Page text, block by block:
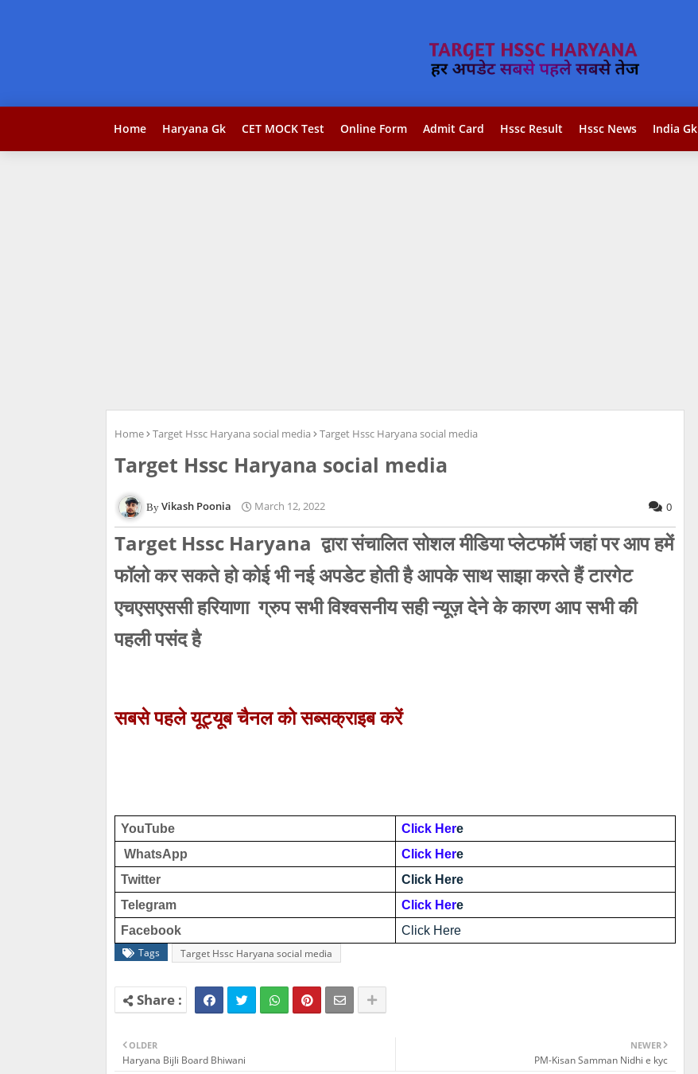
Home Haryana Gk CET MOCK Test Online Form Admit Card Hssc Result Hssc News India Gk
Home Target Hssc Haryana social media Target Hssc Haryana social media
Target Hssc Haryana social media
Vikash Poonia March 12, 2022 0
Target Hssc Haryana द्वारा संचालित सोशल मीडिया प्लेटफॉर्म जहां पर आप हमें
फॉलो कर सकते हो कोई भी नई अपडेट होती है आपके साथ साझा करते हैं टारगेट
एचएसएससी हरियाणा ग्रुप सभी विश्वसनीय सही न्यूज़ देने के कारण आप सभी की
पहली पसंद है
सबसे पहले यूट्यूब चैनल को सब्सक्राइब करें
YouTube Click Here
WhatsApp
Click Here
Twitter
Click Here
Telegram
Click Here
Facebook
Click Here
Tags
Target Hssc Haryana social media
NEWER
PM-Kisan Samman Nidhi e kyc
OLDER
Haryana Bijli Board Bhiwani